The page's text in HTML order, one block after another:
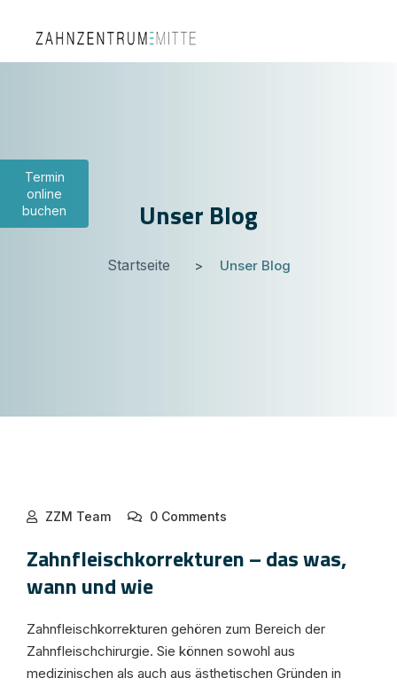
Unser Blog
Startseite Unser Blog
ZZM Team 0 Comments
Zahnfleischkorrekturen – das was,
wann und wie
Zahnfleischkorrekturen gehören zum Bereich der
Zahnfleischchirurgie. Sie können sowohl aus
medizinischen als auch aus ästhetischen Gründen in
Termin
online
buchen